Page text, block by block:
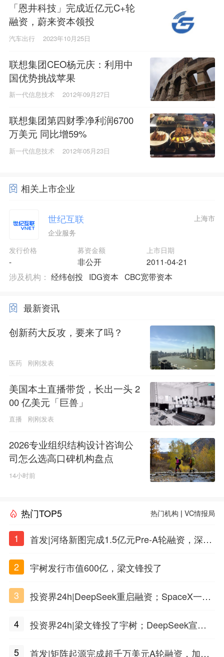
「恩井科技」完成近亿元C+轮
融资，蔚来资本领投
汽车出行 2023年10月25日
联想集团CEO杨元庆：利用中
国优势挑战苹果
新一代信息技术 2012年09月27日
联想集团第四财季净利润6700
万美元 同比增59%
新一代信息技术 2012年05月23日
相关上市企业
世纪互联
企业服务
上海市
发行价格
-
募资金额
非公开
上市日期
2011-04-21
涉及机构： 经纬创投 IDG资本 CBC宽带资本
最新资讯
创新药大反攻，要来了吗？
医药 刚刚发表
美国本土直播带货，长出一头 2
00 亿美元「巨兽」
直播 刚刚发表
2026专业组织结构设计咨询公
司怎么选高口碑机构盘点
14小时前
热门TOP5 热门机构 |VC情报局
1
首发|河络新图完成1.5亿元Pre-A轮融资，深耕i
2
宇树发行市值600亿，梁文锋投了
3
投资界24h|DeepSeek重启融资；SpaceX一夜
4
投资界24h|梁文锋投了宇树；DeepSeek宣布
5
首发|矩阵起源完成超千万美元A轮融资，加速